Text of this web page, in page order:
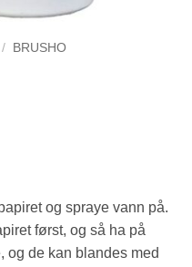
/ BRUSHO
og spraye vann på.
først, og så ha på
og de kan blandes med